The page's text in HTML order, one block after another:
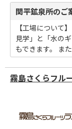
関平鉱泉所のご
【工場について
見学」と「水の
もできます。 ま
霧島さくらフル